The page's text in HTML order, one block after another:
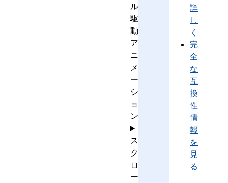
詳
し
く
完
全
な
互
換
性
情
報
を
見
る
ル
駆
動
ア
ニ
メ
ー
シ
ョ
ン
ス
ク
ロ
ー